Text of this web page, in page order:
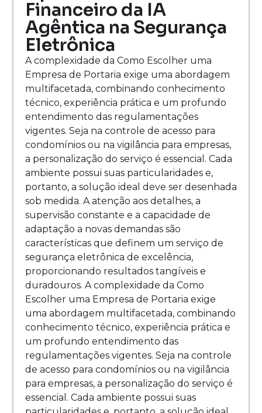
Financeiro da IA
Agêntica na Segurança
Eletrônica
A complexidade da Como Escolher uma
Empresa de Portaria exige uma abordagem
multifacetada, combinando conhecimento
técnico, experiência prática e um profundo
entendimento das regulamentações
vigentes. Seja na controle de acesso para
condomínios ou na vigilância para empresas,
a personalização do serviço é essencial. Cada
ambiente possui suas particularidades e,
portanto, a solução ideal deve ser desenhada
sob medida. A atenção aos detalhes, a
supervisão constante e a capacidade de
adaptação a novas demandas são
características que definem um serviço de
segurança eletrônica de excelência,
proporcionando resultados tangíveis e
duradouros. A complexidade da Como
Escolher uma Empresa de Portaria exige
uma abordagem multifacetada, combinando
conhecimento técnico, experiência prática e
um profundo entendimento das
regulamentações vigentes. Seja na controle
de acesso para condomínios ou na vigilância
para empresas, a personalização do serviço é
essencial. Cada ambiente possui suas